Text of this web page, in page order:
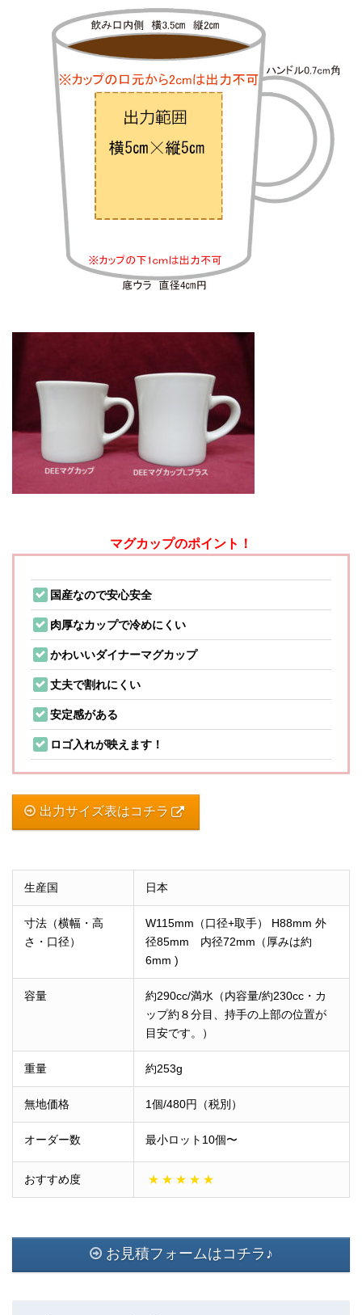
マグカップのポイント！
国産なので安心安全
肉厚なカップで冷めにくい
かわいいダイナーマグカップ
丈夫で割れにくい
安定感がある
ロゴ入れが映えます！
出力サイズ表はコチラ
生産国 日本
寸法（横幅・高
さ・口径）
W115mm（口径+取手） H88mm 外
径85mm 内径72mm（厚みは約
6mm )
容量
約290cc/満水（内容量/約230cc・カ
ップ約８分目、持手の上部の位置が
目安です。）
重量 約253g
無地価格 1個/480円（税別）
オーダー数 最小ロット10個〜
おすすめ度 ★ ★ ★ ★ ★
お見積フォームはコチラ♪